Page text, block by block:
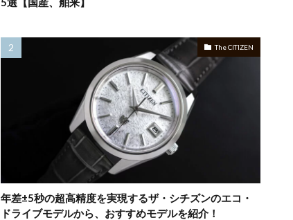
The CITIZEN
年差±5秒の超高精度を実現するザ・シチズンのエコ・
ドライブモデルから、おすすめモデルを紹介！